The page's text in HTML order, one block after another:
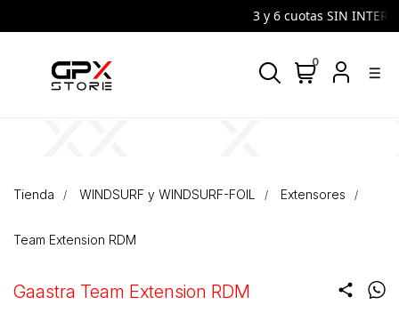
3 y 6 cuotas SIN
density_medium
0
Tienda WINDSURF y WINDSURF-FOIL Extensores
Team Extension RDM
Gaastra Team Extension RDM share